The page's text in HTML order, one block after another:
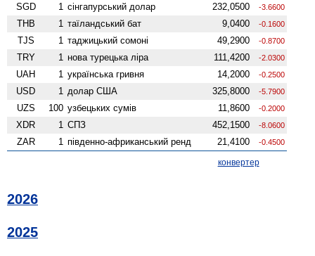
SGD 1 сінгапурський долар 232,0500 -3.6600
THB 1 таїландський бат 9,0400 -0.1600
TJS 1 таджицький сомоні 49,2900 -0.8700
TRY 1 нова турецька ліра 111,4200 -2.0300
UAH 1 українська гривня 14,2000 -0.2500
USD 1 долар США 325,8000 -5.7900
UZS 100 узбецьких сумів 11,8600 -0.2000
XDR 1 СПЗ 452,1500 -8.0600
ZAR 1 південно-африканський ренд 21,4100 -0.4500
конвертер
2026
2025